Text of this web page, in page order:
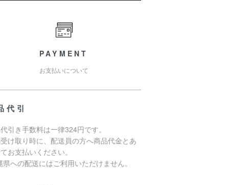
PAYMENT
お支払いについて
代引
引き手数料は一律324円です。
け取り時に、配送員の方へ商品代金とあ
お支払いください。
県への配送にはご利用いただけません。